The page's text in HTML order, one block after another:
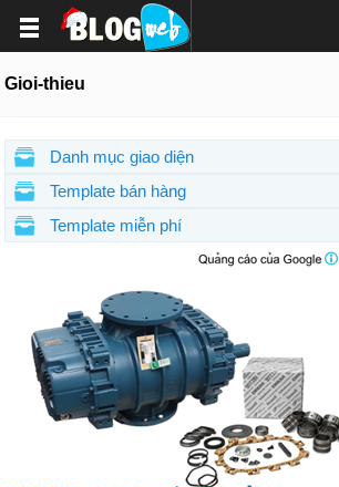
Gioi-thieu
Danh mục giao diện
Template bán hàng
Template miễn phí